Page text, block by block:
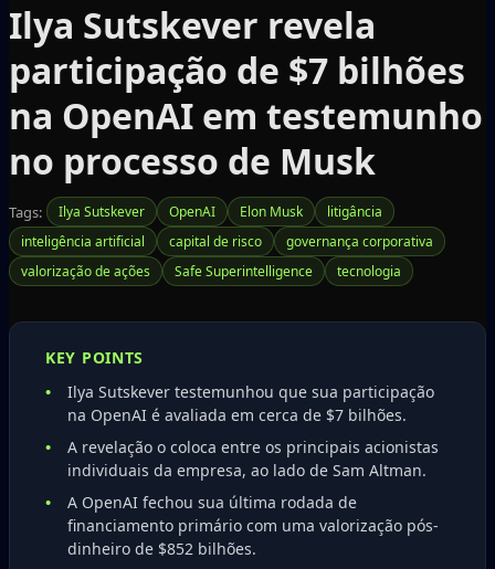
Ilya Sutskever revela
participação de $7 bilhões
na OpenAI em testemunho
no processo de Musk
Tags: Ilya Sutskever OpenAI Elon Musk
litigância
inteligência artificial
capital de risco
governança corporativa
valorização de ações
Safe Superintelligence tecnologia
KEY POINTS
Ilya Sutskever testemunhou que sua participação
na OpenAI é avaliada em cerca de $7 bilhões.
A revelação o coloca entre os principais acionistas
individuais da empresa, ao lado de Sam Altman.
A OpenAI fechou sua última rodada de
financiamento primário com uma valorização pós-
dinheiro de $852 bilhões.